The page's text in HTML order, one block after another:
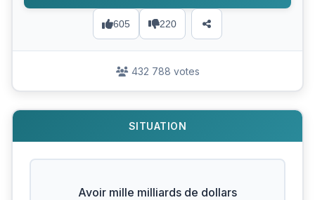
605 220
432 788 votes
SITUATION
Avoir mille milliards de dollars